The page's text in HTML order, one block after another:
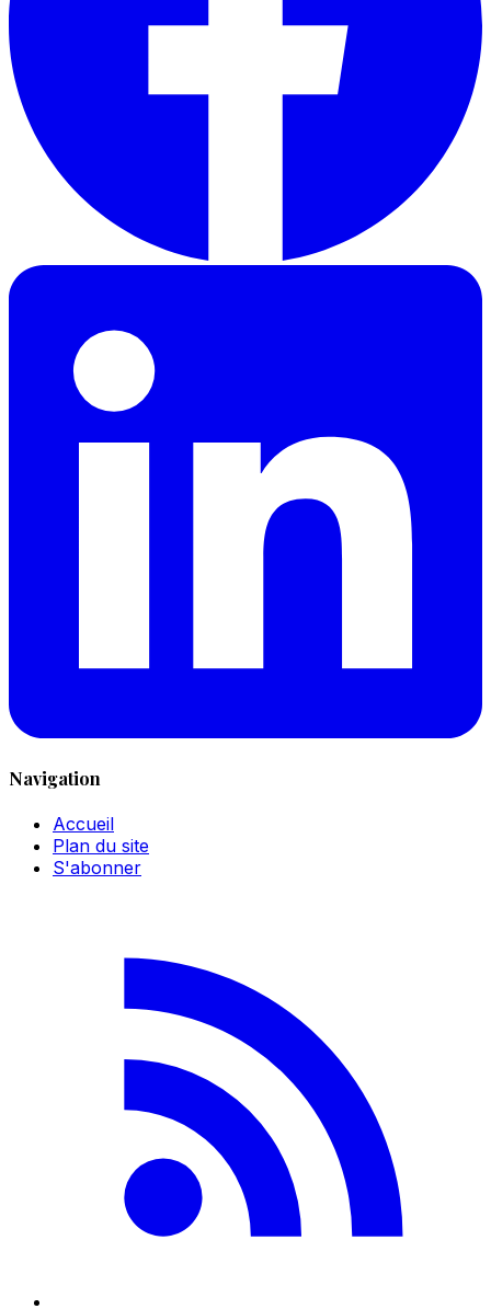
Navigation
Accueil
Plan du site
S'abonner